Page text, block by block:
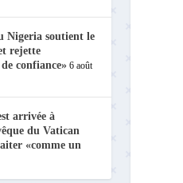
Nigeria soutient le
rejette
confiance» 6 août
arrivée à
du Vatican
«comme un